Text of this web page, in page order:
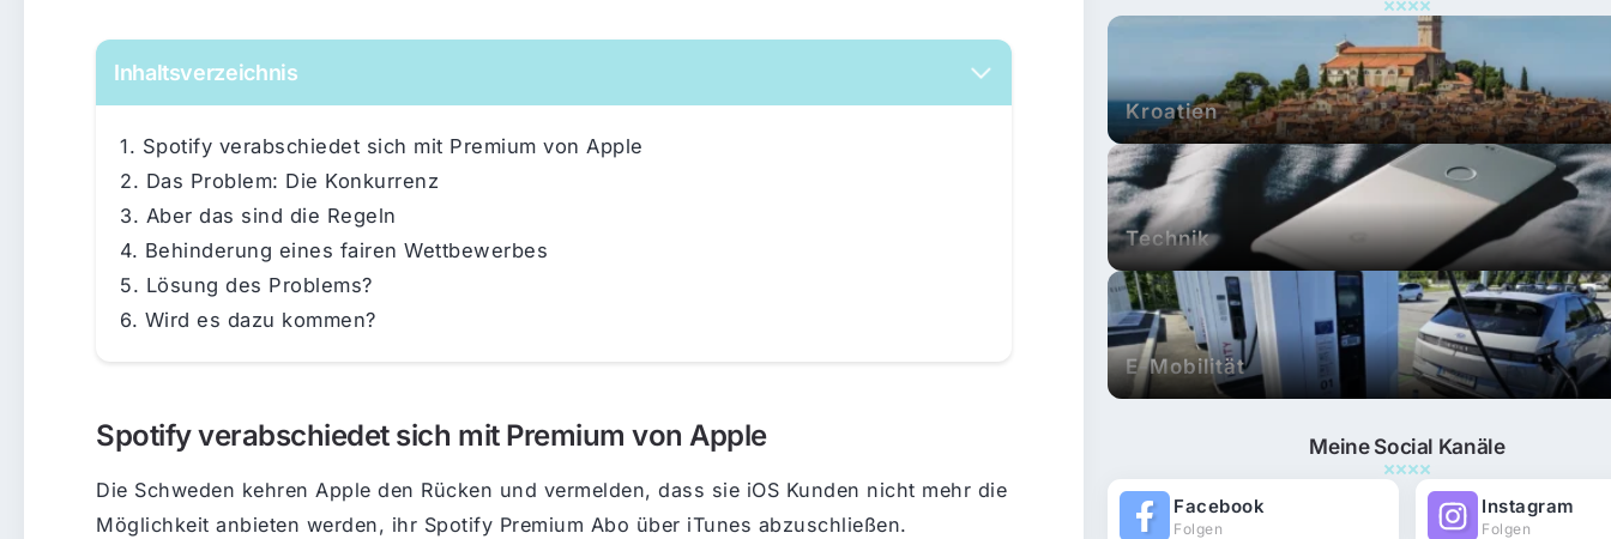
Inhaltsverzeichnis
Spotify verabschiedet sich mit Premium von Apple
Das Problem: Die Konkurrenz
Aber das sind die Regeln
Behinderung eines fairen Wettbewerbes
Lösung des Problems?
Wird es dazu kommen?
Spotify verabschiedet sich mit Premium von Apple
Die Schweden kehren Apple den Rücken und vermelden, dass sie iOS Kunden nicht mehr die
Möglichkeit anbieten werden, ihr Spotify Premium Abo über iTunes abzuschließen.
Kroatien
Technik
E-Mobilität
Meine Social Kanäle
Facebook
Folgen
Instagram
Folgen